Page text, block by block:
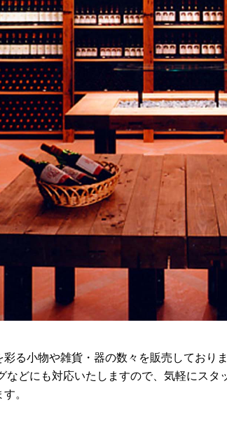
る小物や雑貨・器の数々を販売しており
などにも対応いたしますので、気軽にス
。